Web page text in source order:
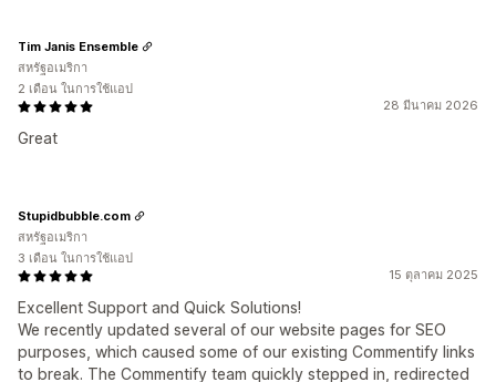
28 มีนาคม 2026
Great
Tim Janis Ensemble
สหรัฐอเมริกา
2 เดือน ในการใช้แอป
15 ตุลาคม 2025
Excellent Support and Quick Solutions!
We recently updated several of our website pages for SEO
purposes, which caused some of our existing Commentify links
to break. The Commentify team quickly stepped in, redirected
Stupidbubble.com
สหรัฐอเมริกา
3 เดือน ในการใช้แอป